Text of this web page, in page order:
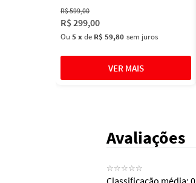
R$599,00
R$299,00
Ou 5xde R$ 59,80 sem juros
Avaliações
☆☆☆☆☆